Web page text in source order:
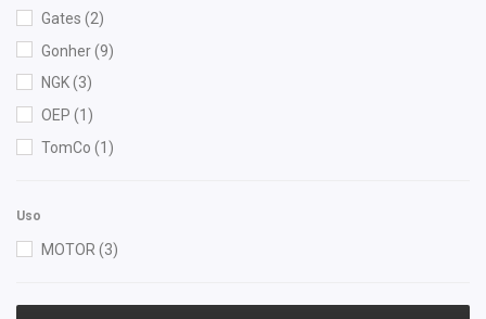
Gates (2)
Gonher(9)
NGK(3)
OEP (1)
TomCo (1)
Uso
MOTOR (3)